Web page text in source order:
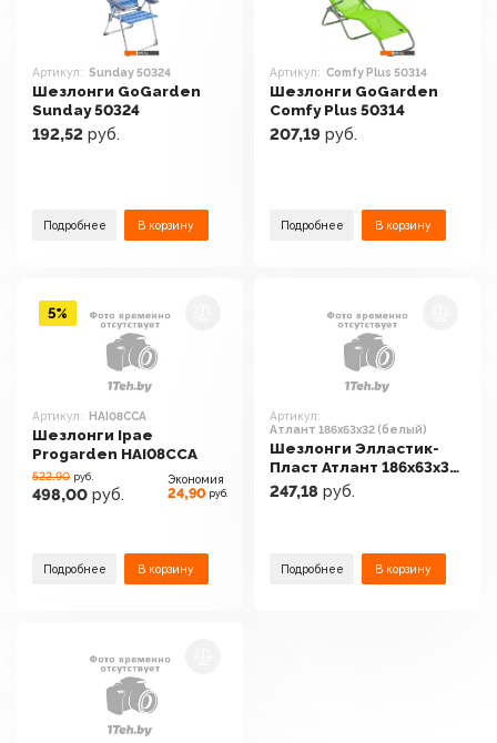
Артикул: Sunday 50324
Шезлонги GoGarden
Sunday 50324
192,52 руб.
Подробнее В корзину
Артикул: Comfy Plus 50314
Шезлонги GoGarden
Comfy Plus 50314
207,19 руб.
Подробнее В корзину
Артикул: HAI08CCA
Шезлонги Ipae
Progarden HAI08CCA
522.90 руб.
498,00 руб.
Экономия
24,90 руб.
Подробнее В корзину
5%
Артикул:
Атлант 186x63x32 (белый)
Шезлонги Элластик-
Пласт Атлант 186x63x32
(белый)
247,18 руб.
Подробнее В корзину